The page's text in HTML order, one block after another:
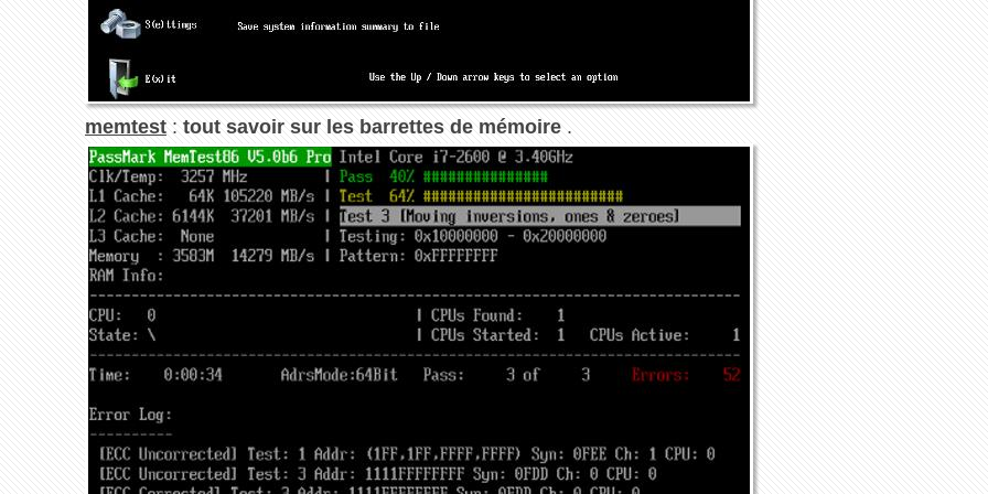
memtest: tout savoir sur les barrettes de mémoire.